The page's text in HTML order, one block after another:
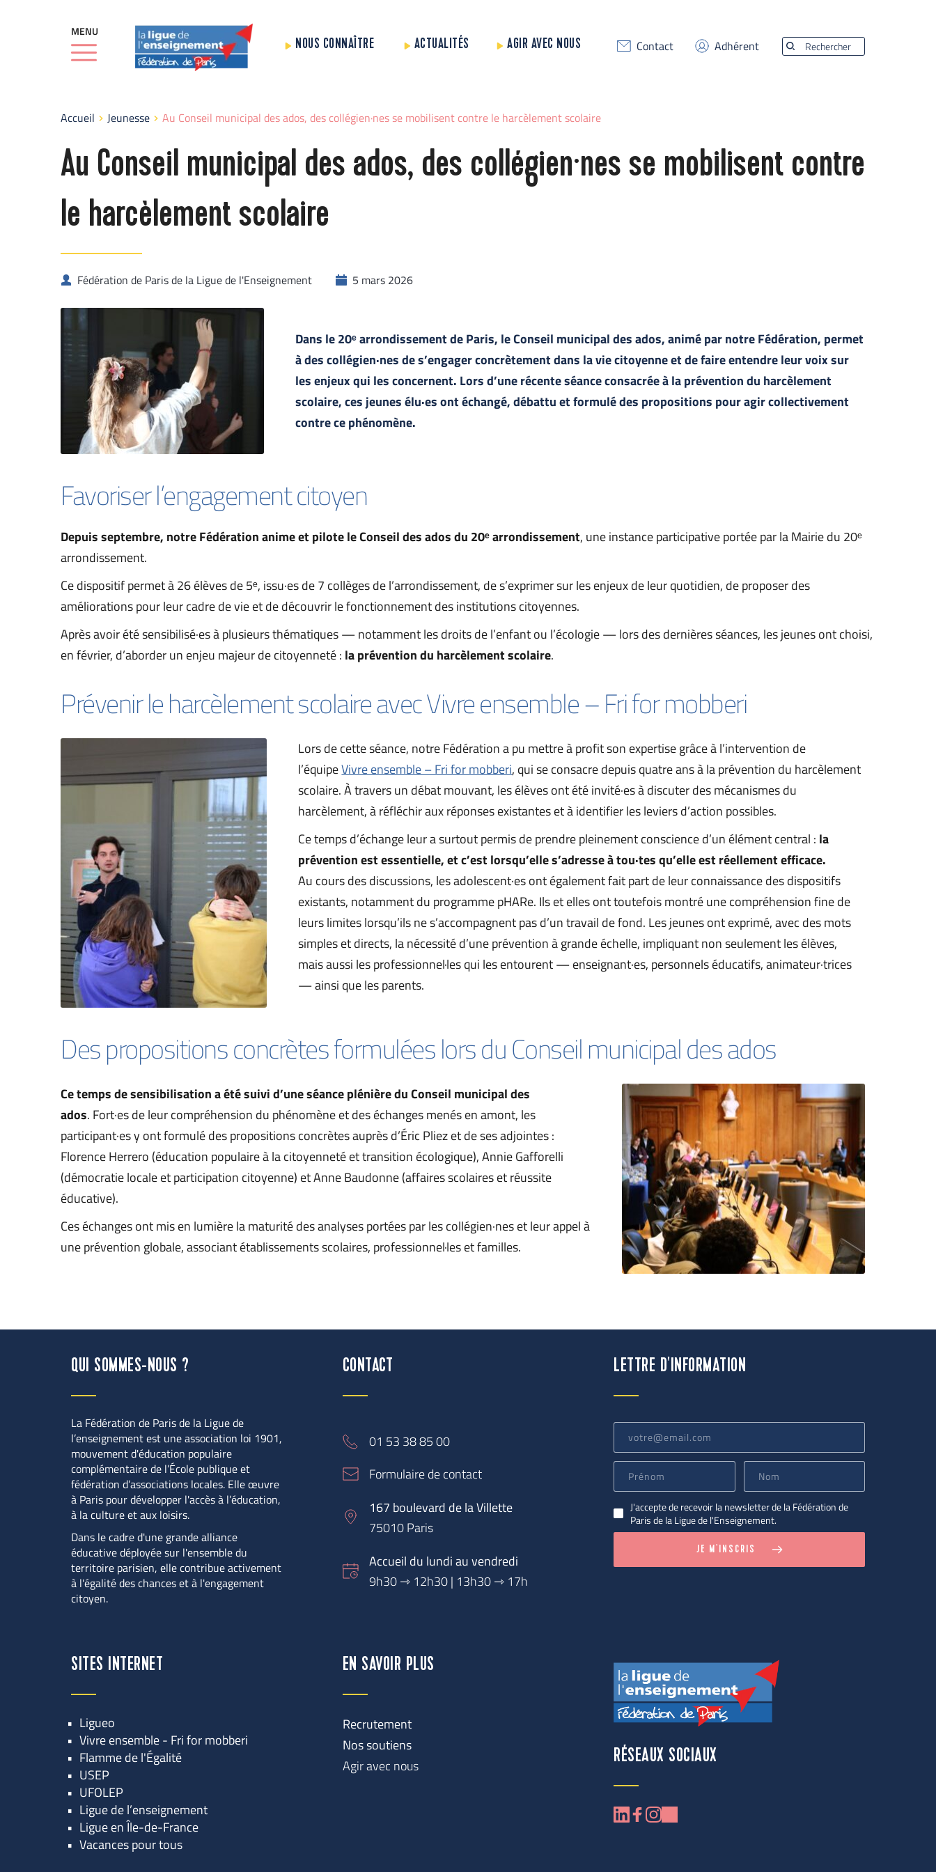
MENU
NOUS CONNAÎTRE
ACTUALITÉS AGIR AVEC NOUS Contact Adhérent Rechercher
Accueil Jeunesse Au Conseil municipal des ados, des collégien·nes se mobilisent contre le harcèlement scolaire
Au Conseil municipal des ados, des collégien·nes se mobilisent contre
le harcèlement scolaire
Fédération de Paris de la Ligue de l'Enseignement 5 mars 2026
Dans le 20ᵉ arrondissement de Paris, le Conseil municipal des ados, animé par notre Fédération, permet
à des collégien·nes de s’engager concrètement dans la vie citoyenne et de faire entendre leur voix sur
les enjeux qui les concernent. Lors d’une récente séance consacrée à la prévention du harcèlement
scolaire, ces jeunes élu·es ont échangé, débattu et formulé des propositions pour agir collectivement
contre ce phénomène.
Favoriser l’engagement citoyen
Depuis septembre, notre Fédération anime et pilote le Conseil des ados du 20ᵉ arrondissement, une instance participative portée par la Mairie du 20ᵉ
arrondissement.
Ce dispositif permet à 26 élèves de 5ᵉ, issu·es de 7 collèges de l’arrondissement, de s’exprimer sur les enjeux de leur quotidien, de proposer des
améliorations pour leur cadre de vie et de découvrir le fonctionnement des institutions citoyennes.
Après avoir été sensibilisé·es à plusieurs thématiques — notamment les droits de l’enfant ou l’écologie — lors des dernières séances, les jeunes ont choisi,
en février, d’aborder un enjeu majeur de citoyenneté : la prévention du harcèlement scolaire.
Prévenir le harcèlement scolaire avec Vivre ensemble – Fri for mobberi
Lors de cette séance, notre Fédération a pu mettre à profit son expertise grâce à l’intervention de
l’équipe Vivre ensemble – Fri for mobberi, qui se consacre depuis quatre ans à la prévention du harcèlement
scolaire. À travers un débat mouvant, les élèves ont été invité·es à discuter des mécanismes du
harcèlement, à réfléchir aux réponses existantes et à identifier les leviers d’action possibles.
Ce temps d’échange leur a surtout permis de prendre pleinement conscience d’un élément central : la
prévention est essentielle, et c’est lorsqu’elle s’adresse à tou·tes qu’elle est réellement efficace.
Au cours des discussions, les adolescent·es ont également fait part de leur connaissance des dispositifs
existants, notamment du programme pHARe. Ils et elles ont toutefois montré une compréhension fine de
leurs limites lorsqu’ils ne s’accompagnent pas d’un travail de fond. Les jeunes ont exprimé, avec des mots
simples et directs, la nécessité d’une prévention à grande échelle, impliquant non seulement les élèves,
mais aussi les professionnel·les qui les entourent — enseignant·es, personnels éducatifs, animateur·trices
— ainsi que les parents.
Des propositions concrètes formulées lors du Conseil municipal des ados
Ce temps de sensibilisation a été suivi d’une séance plénière du Conseil municipal des
ados. Fort·es de leur compréhension du phénomène et des échanges menés en amont, les
participant·es y ont formulé des propositions concrètes auprès d’Éric Pliez et de ses adjointes :
Florence Herrero (éducation populaire à la citoyenneté et transition écologique), Annie Gafforelli
(démocratie locale et participation citoyenne) et Anne Baudonne (affaires scolaires et réussite
éducative).
Ces échanges ont mis en lumière la maturité des analyses portées par les collégien·nes et leur appel à
une prévention globale, associant établissements scolaires, professionnel·les et familles.
QUI SOMMES-NOUS ?
La Fédération de Paris de la Ligue de
l’enseignement est une association loi 1901,
mouvement d'éducation populaire
complémentaire de l’École publique et
fédération d’associations locales. Elle œuvre
à Paris pour développer l'accès à l’éducation,
à la culture et aux loisirs.
Dans le cadre d'une grande alliance
éducative déployée sur l'ensemble du
territoire parisien, elle contribue activement
à l'égalité des chances et à l'engagement
citoyen.
CONTACT
01 53 38 85 00
Formulaire de contact
167 boulevard de la Villette
75010 Paris
Accueil du lundi au vendredi
9h30 ⇾ 12h30 | 13h30 ⇾ 17h
LETTRE D'INFORMATION
J'accepte de recevoir la newsletter de la Fédération de
Paris de la Ligue de l'Enseignement.
JE M'INSCRIS
SITES INTERNET
Ligueo
Vivre ensemble - Fri for mobberi
Flamme de l'Égalité
USEP
UFOLEP
Ligue de l’enseignement
Ligue en Île-de-France
Vacances pour tous
EN SAVOIR PLUS
Recrutement
Nos soutiens
Agir avec nous
RÉSEAUX SOCIAUX